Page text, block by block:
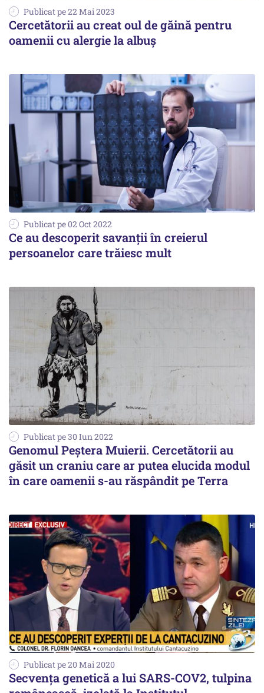
Publicat pe 22 Mai 2023
Cercetătorii au creat oul de găină pentru
oamenii cu alergie la albuș
Publicat pe 02 Oct 2022
Ce au descoperit savanţii în creierul
persoanelor care trăiesc mult
Publicat pe 30 Iun 2022
Genomul Peștera Muierii. Cercetătorii au
găsit un craniu care ar putea elucida modul
în care oamenii s-au răspândit pe Terra
Publicat pe 20 Mai 2020
Secvenţa genetică a lui SARS-COV2, tulpina